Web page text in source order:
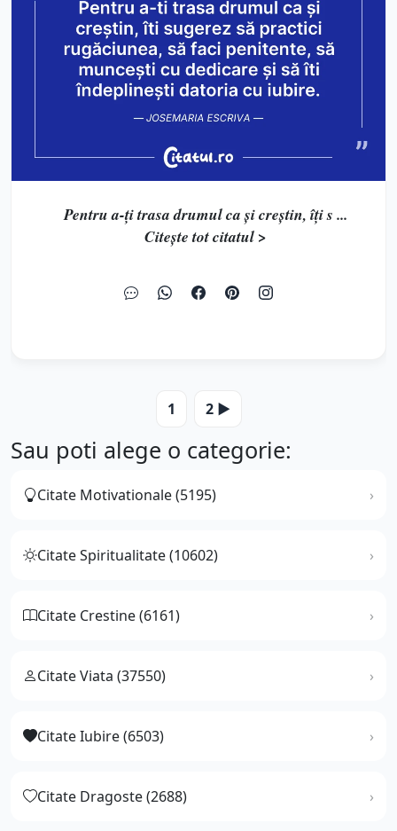
Pentru a-ți trasa drumul ca și creștin, îți s ...
Citește tot citatul >
1 2 ▶️
Sau poti alege o categorie:
Citate Motivationale (5195)
Citate Spiritualitate (10602)
Citate Crestine (6161)
Citate Viata (37550)
Citate Iubire (6503)
Citate Dragoste (2688)